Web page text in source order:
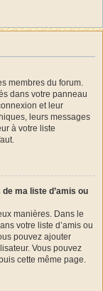
membres du forum.
dans votre panneau
et leur
leurs messages
à votre liste
ma liste d’amis ou
manières. Dans le
votre liste d’amis ou
pouvez ajouter
Vous pouvez
cette même page.